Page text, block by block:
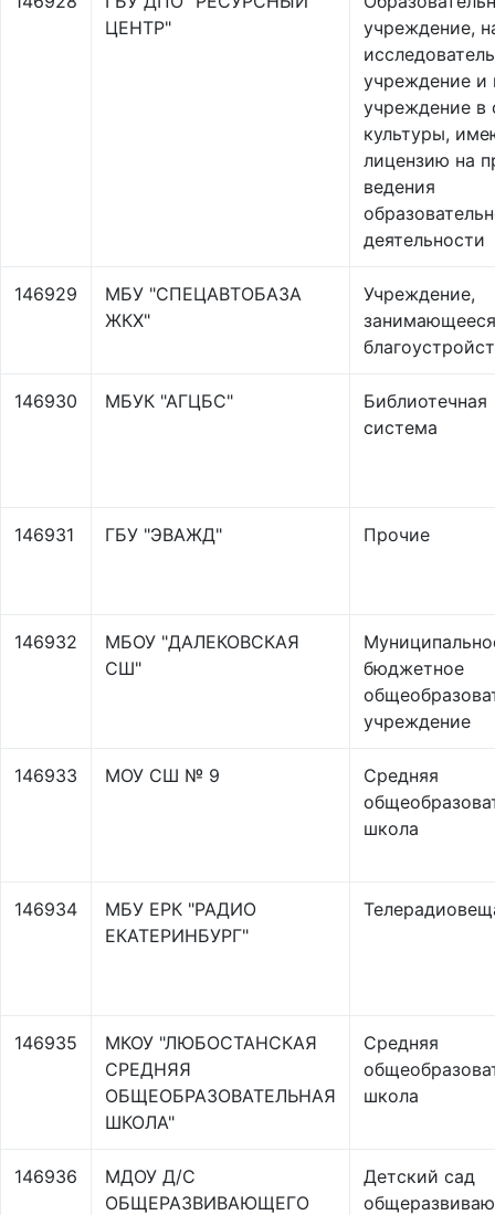
ЦЕНТР"
учреждение,
учреждение и
учреждение в
культуры,
лицензию на
ведения
деятельности
146929
МБУ "СПЕЦАВТОБАЗА
ЖКХ"
Учреждение,
занимающееся
146930 МБУК "АГЦБС"
Библиотечная
система
146931 ГБУ "ЭВАЖД" Прочие
146932
МБОУ "ДАЛЕКОВСКАЯ
СШ"
бюджетное
учреждение
146933 МОУ СШ № 9
Средняя
школа
146934
МБУ ЕРК "РАДИО
ЕКАТЕРИНБУРГ"
146935
МКОУ "ЛЮБОСТАНСКАЯ
СРЕДНЯЯ
ОБЩЕОБРАЗОВАТЕЛЬНАЯ
ШКОЛА"
Средняя
школа
146936
МДОУ Д/С
ОБЩЕРАЗВИВАЮЩЕГО
Детский сад